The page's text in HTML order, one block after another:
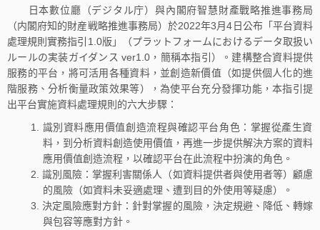
日本數位廳（デジタル庁）與內閣府智慧財產戰略推進事務局
（内閣府知的財産戦略推進事務局）於2022年3月4日公布「平台資料
處理規則實務指引1.0版」（プラットフォームにおけるデータ取扱い
ルールの実装ガイダンス ver1.0，簡稱本指引）。建構整合資料提供
服務的平台，將可活用各種資料，並創造新價值（如提供個人化的進
階服務、分析衡量政策效果等），為使平台充分發揮功能，本指引提
出平台實施資料處理規則的六大步驟：
識別資料應用價值創造流程與確認平台角色：掌握從產生資
料，到分析資料創造使用價值，再進一步提供解決方案的資料
應用價值創造流程，以確認平台在此流程中扮演的角色。
識別風險：掌握利害關係人（如資料提供者與使用者等）顧慮
的風險（如資料未妥適處理、遭到目的外使用等疑慮）。
決定風險應對方針：針對掌握的風險，決定規避、降低、轉嫁
與包容等應對方針。